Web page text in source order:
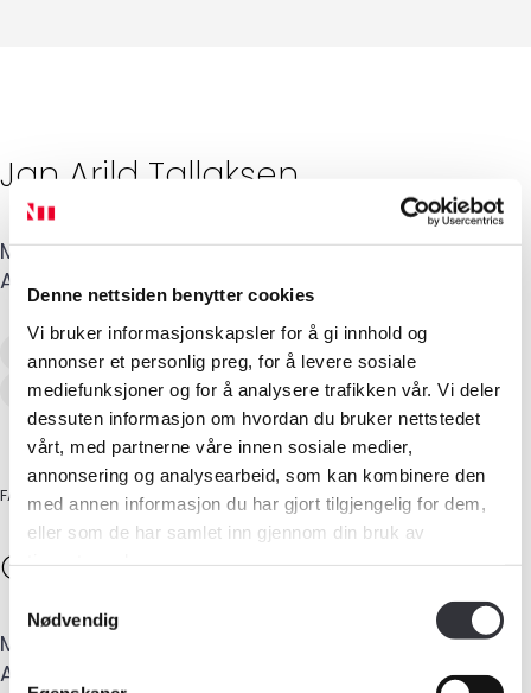
Denne nettsiden benytter cookies
Vi bruker informasjonskapsler for å gi innhold og
annonser et personlig preg, for å levere sosiale
mediefunksjoner og for å analysere trafikken vår. Vi deler
dessuten informasjon om hvordan du bruker nettstedet
vårt, med partnerne våre innen sosiale medier,
annonsering og analysearbeid, som kan kombinere den
med annen informasjon du har gjort tilgjengelig for dem,
eller som de har samlet inn gjennom din bruk av
Nødvendig
Medlemskap
Kurs og konferanser
Jan Arild Tallaksen
Mobil: 957 59 081E-post: jan@jatbygg.no
Adresse
Sagebakken 11 4618
Verditaksering av bolig
Tilstandsanalyse av boligeiendom
FAGSKOLEINGENIØR-BYGG
Gøran Knutsen
Mobil
Adresse
KRISTIANSAND S